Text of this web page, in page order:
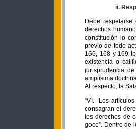
ii.
Debe
derechos
constitución lo
previo de todo
166, 168 y 169
existencia o
jurisprudencia
amplísima
Al respecto, la
“VI.- Los
consagran el
los derechos de
goce”. Dentro de